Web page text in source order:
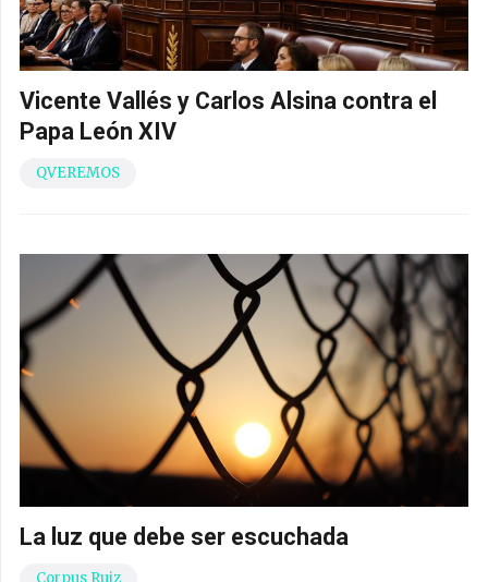
Vicente Vallés y Carlos Alsina contra el
Papa León XIV
QVEREMOS
La luz que debe ser escuchada
Corpus Ruiz